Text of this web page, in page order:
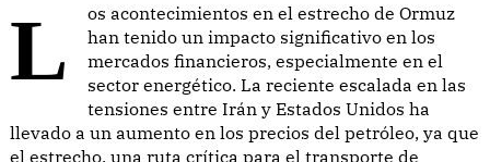
Los acontecimientos en el estrecho de Ormuz
han tenido un impacto significativo en los
mercados financieros, especialmente en el
sector energético. La reciente escalada en las
tensiones entre Irán y Estados Unidos ha
llevado a un aumento en los precios del petróleo, ya que
el estrecho, una ruta crítica para el transporte de